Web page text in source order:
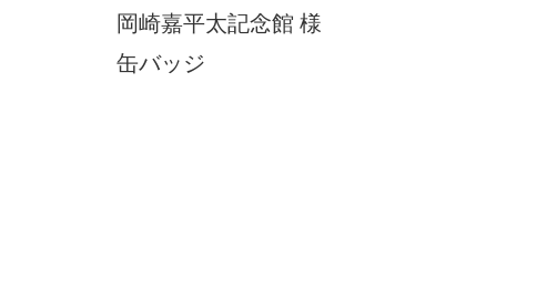
岡崎嘉平太記念館 様
缶バッジ